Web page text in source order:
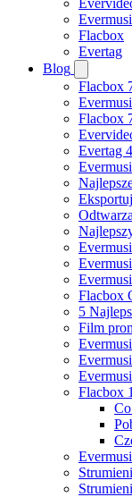
Flacbox
Evertag
Blog
Flacbox
Flacbox
Evertag
Flacbox
5
Film
Flacbox